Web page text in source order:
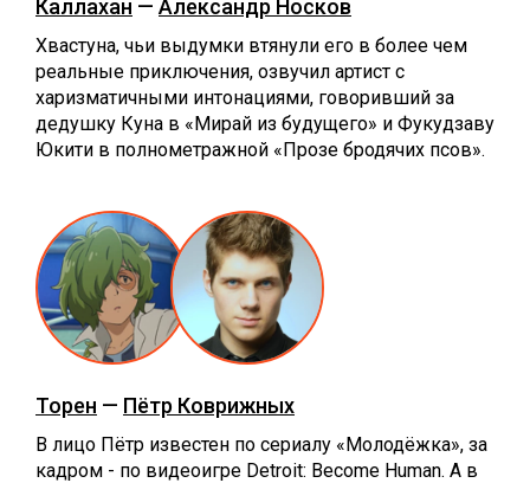
Каллахан — Александр Носков
Хвастуна, чьи выдумки втянули его в более чем
реальные приключения, озвучил артист с
харизматичными интонациями, говоривший за
дедушку Куна в «Мирай из будущего» и Фукудзаву
Юкити в полнометражной «Прозе бродячих псов».
Торен — Пётр Коврижных
В лицо Пётр известен по сериалу «Молодёжка», за
кадром - по видеоигре Detroit: Become Human. А в